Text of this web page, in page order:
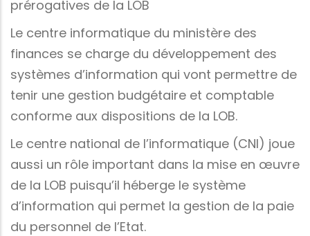
prérogatives de la LOB
Le centre informatique du ministère des
finances se charge du développement des
systèmes d’information qui vont permettre de
tenir une gestion budgétaire et comptable
conforme aux dispositions de la LOB.
Le centre national de l’informatique (CNI) joue
aussi un rôle important dans la mise en œuvre
de la LOB puisqu’il héberge le système
d’information qui permet la gestion de la paie
du personnel de l’Etat.